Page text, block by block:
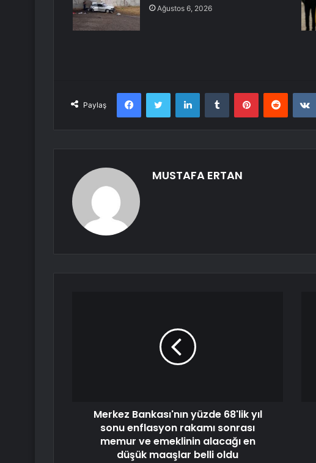
Ağustos 6, 2026
Paylaş
FacebookTwitter LinkedInTumblr PinterestReddit
MUSTAFA ERTAN
Merkez Bankası'nın yüzde 68'lik yıl
sonu enflasyon rakamı sonrası
memur ve emeklinin alacağı en
düşük maaşlar belli oldu